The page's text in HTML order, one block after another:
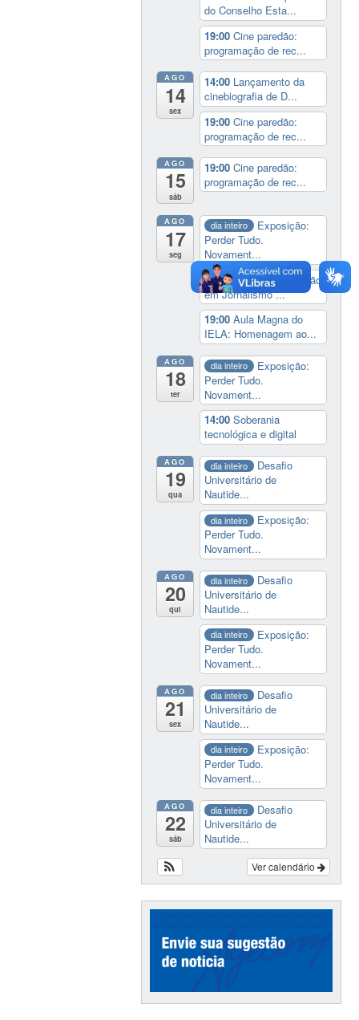
do Conselho Esta...
19:00Cine paredão:
programação de rec...
AGO
14
sex
14:00 Lançamento da
cinebiografia de D...
19:00Cine paredão:
programação de rec...
AGO
15
sáb
19:00Cine paredão:
programação de rec...
AGO
17
seg
dia inteiro
Exposição:
Perder Tudo.
Novament...
16:00 Curso de formação
em Jornalismo ...
19:00Aula Magna do
IELA: Homenagem ao...
AGO
18
ter
dia inteiro
Exposição:
Perder Tudo.
Novament...
14:00Soberania
tecnológica e digital
AGO
19
qua
dia inteiro
Desafio
Universitário de
Nautide...
dia inteiro
Exposição:
Perder Tudo.
Novament...
AGO
20
qui
dia inteiro
Desafio
Universitário de
Nautide...
dia inteiro
Exposição:
Perder Tudo.
Novament...
AGO
21
sex
dia inteiro
Desafio
Universitário de
Nautide...
dia inteiro
Exposição:
Perder Tudo.
Novament...
AGO
22
sáb
dia inteiro
Desafio
Universitário de
Nautide...
Ver calendário